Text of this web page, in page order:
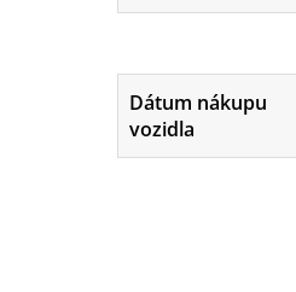
Dátum nákupu
vozidla